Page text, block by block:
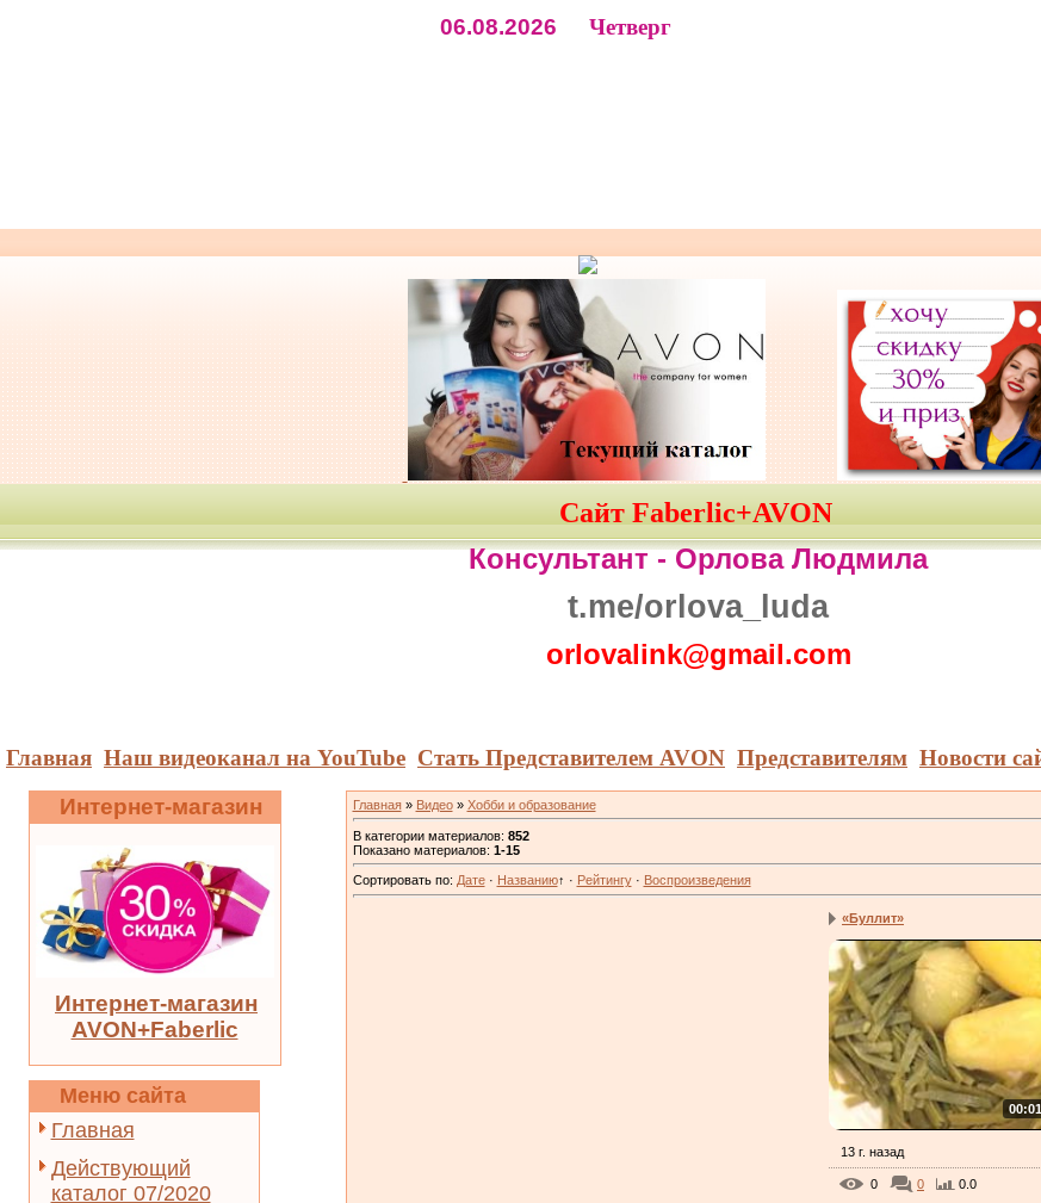
06.08.2026 Четверг
Сайт Faberlic+AVON
Консультант -Орлова Людмила
t.me/orlova_luda
orlovalink@gmail.com
Главная Наш видеоканал на YouTube Стать Представителем AVON Представителям Новости
Интернет-магазин
Интернет-магазин
AVON+Faberlic
Меню сайта
Главная
Действующий
каталог 07/2020
Главная» Видео» Хобби и образование
В категории материалов: 852
Показано материалов: 1-15
Сортировать по: Дате· Названию↑ · Рейтингу· Воспроизведения
«Буллит»
13 г. назад
0 0 0.0